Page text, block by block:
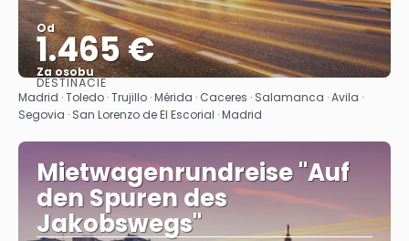
Od
1.465 €
Za osobu
Pozrieť sa
DESTINÁCIE
Madrid · Toledo · Trujillo · Mérida · Caceres · Salamanca · Avila ·
Segovia · San Lorenzo de El Escorial · Madrid
Mietwagenrundreise "Auf
den Spuren des
Jakobswegs"